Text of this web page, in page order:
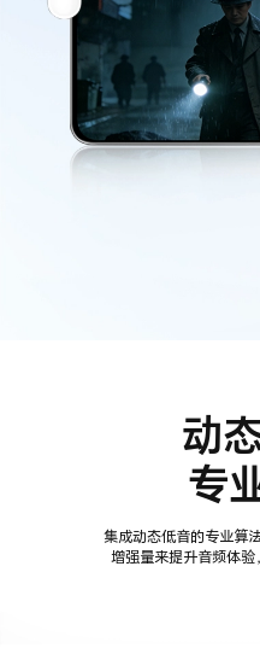
动
专
集成动态低音的专业算
增强量来提升音频体验